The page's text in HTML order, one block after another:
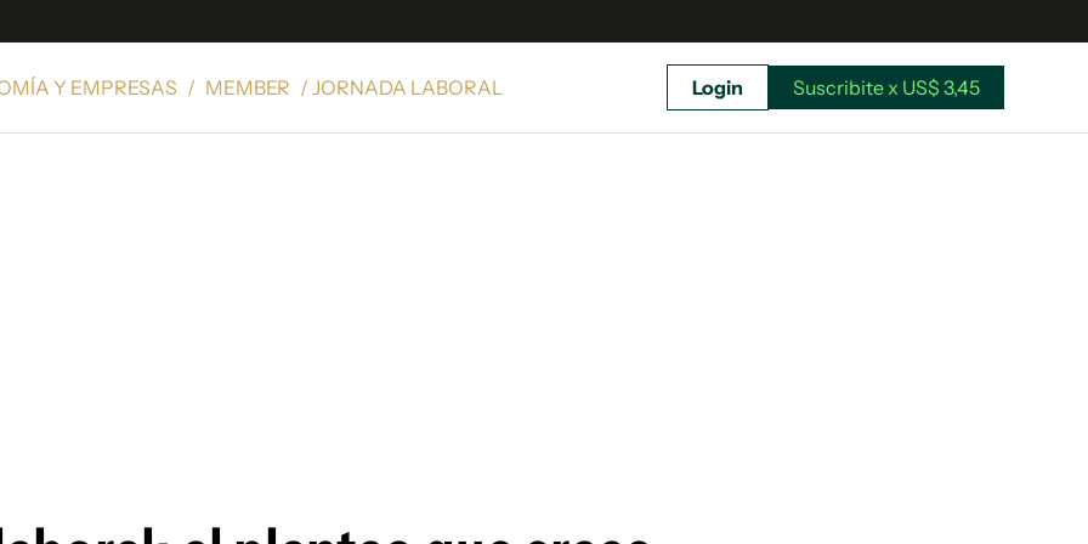
Y EMPRESAS / MEMBER / JORNADA LABORAL Login Suscribite x US$ 3,45